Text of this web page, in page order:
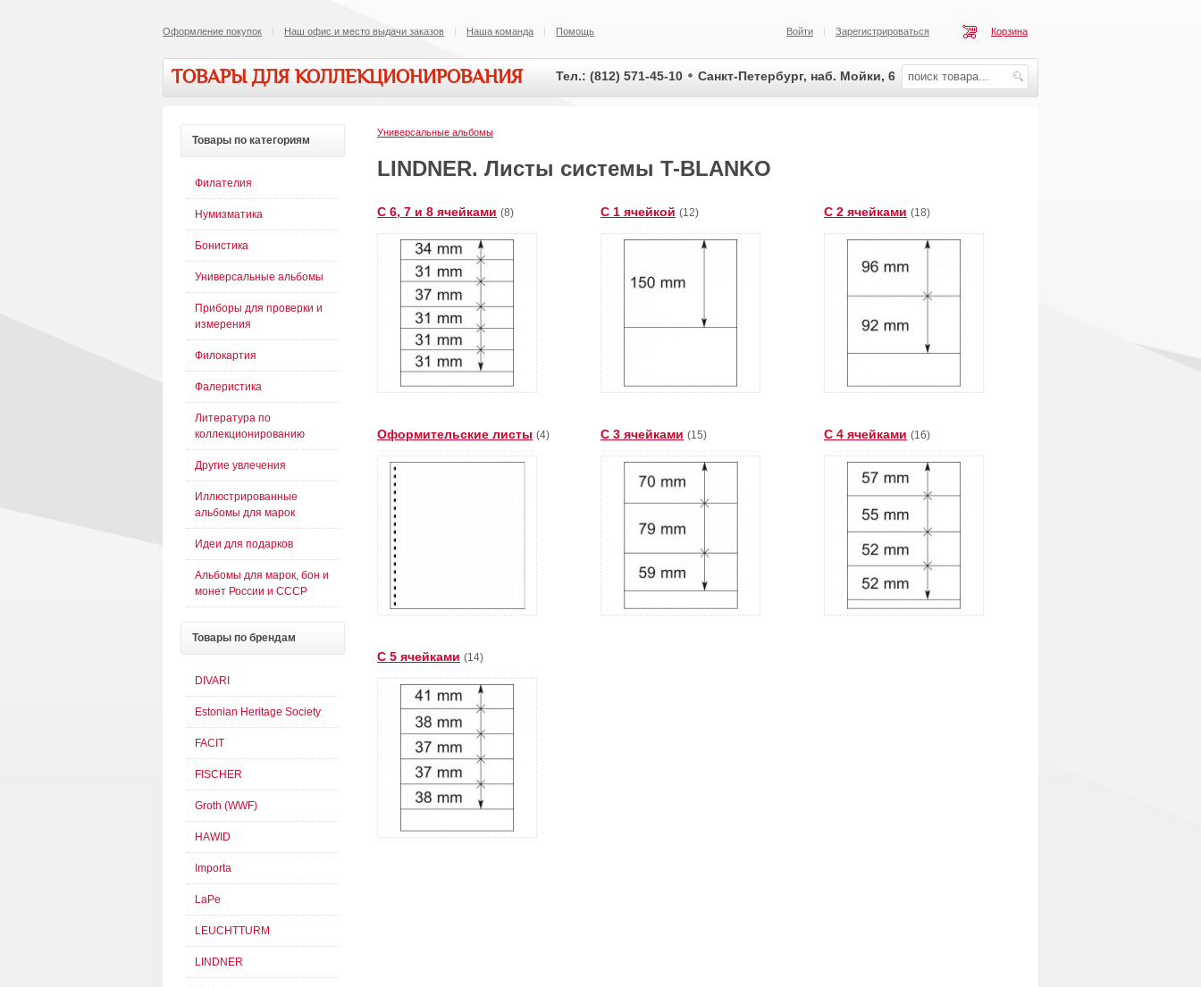
Оформление покупок Наш офис и место выдачи заказов Наша команда Помощь Корзина
Зарегистрироваться
Войти
ТОВАРЫ ДЛЯ КОЛЛЕКЦИОНИРОВАНИЯ Тел.: (812) 571-45-10 Санкт-Петербург, наб. Мойки, 6
Универсальные альбомы
LINDNER. Листы системы T-BLANKO
С 6, 7 и 8 ячейками (8) C 1 ячейкой (12) C 2 ячейками (18)
Оформительские листы (4) С 3 ячейками (15) С 4 ячейками (16)
С 5 ячейками (14)
Товары по категориям
Филателия
Нумизматика
Бонистика
Универсальные альбомы
Приборы для проверки и
измерения
Филокартия
Фалеристика
Литература по
коллекционированию
Другие увлечения
Иллюстрированные
альбомы для марок
Идеи для подарков
Альбомы для марок, бон и
монет России и СССР
Товары по брендам
DIVARI
Estonian Heritage Society
FACIT
FISCHER
Groth (WWF)
HAWID
Importa
LaPe
LEUCHTTURM
LINDNER